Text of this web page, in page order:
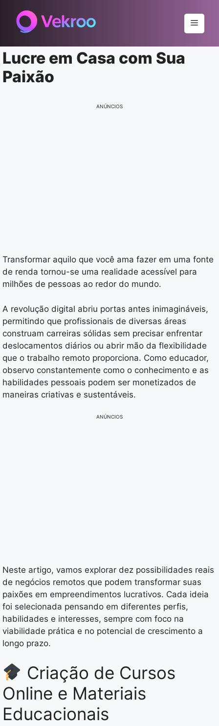
para
Menu
Lucre em Casa com Sua
Paixão
ANÚNCIOS
Transformar aquilo que você ama fazer em uma fonte
de renda tornou-se uma realidade acessível para
milhões de pessoas ao redor do mundo.
A revolução digital abriu portas antes inimagináveis,
permitindo que profissionais de diversas áreas
construam carreiras sólidas sem precisar enfrentar
deslocamentos diários ou abrir mão da flexibilidade
que o trabalho remoto proporciona. Como educador,
observo constantemente como o conhecimento e as
habilidades pessoais podem ser monetizados de
maneiras criativas e sustentáveis.
ANÚNCIOS
Neste artigo, vamos explorar dez possibilidades reais
de negócios remotos que podem transformar suas
paixões em empreendimentos lucrativos. Cada ideia
foi selecionada pensando em diferentes perfis,
habilidades e interesses, sempre com foco na
viabilidade prática e no potencial de crescimento a
longo prazo.
Criação de Cursos
Online e Materiais
Educacionais